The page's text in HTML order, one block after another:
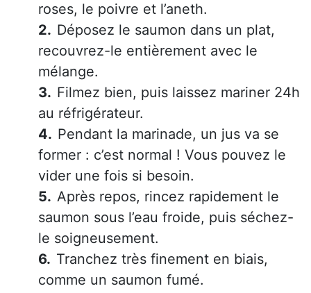
roses, le poivre et l’aneth.
Déposez le saumon dans un plat,
recouvrez-le entièrement avec le
mélange.
Filmez bien, puis laissez mariner 24h
au réfrigérateur.
Pendant la marinade, un jus va se
former : c’est normal ! Vous pouvez le
vider une fois si besoin.
Après repos, rincez rapidement le
saumon sous l’eau froide, puis séchez-
le soigneusement.
Tranchez très finement en biais,
comme un saumon fumé.